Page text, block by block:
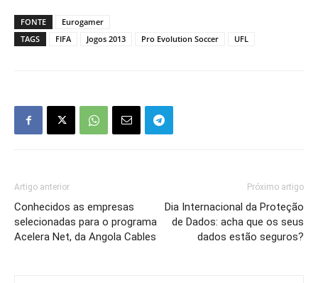
FONTE
Eurogamer
TAGS
FIFA Jogos 2013 Pro Evolution Soccer UFL
Artigo anterior
Conhecidos as empresas
selecionadas para o programa
Acelera Net, da Angola Cables
Próximo artigo
Dia Internacional da Proteção
de Dados: acha que os seus
dados estão seguros?